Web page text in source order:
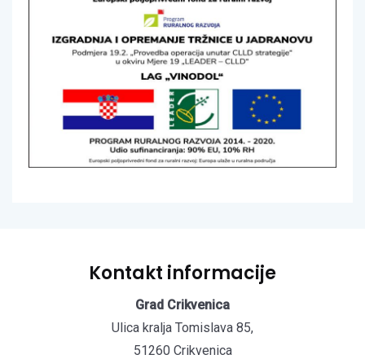
Kontakt informacije
Grad Crikvenica
Ulica kralja Tomislava 85,
51260 Crikvenica